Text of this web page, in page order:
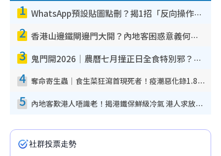
1 WhatsApp預設貼圖點刪？揭1招「反向操作」還原簡潔介面 附3步實測教學
2 香港山邊鐵閘邊門大開？內地客困惑意義何在！網民神回覆：呢種叫法理性防禦
3 鬼門開2026｜農曆七月撞正日全食特別邪？專家警告切忌做一事！揭4大禁忌+2招保平安
4 奪命寄生蟲｜食生菜狂瀉首現死者！疫潮惡化錄1.8萬宗病例 揭洗菜3大謬誤
5 內地客歎港人唔識老！揭港鐵保鮮級冷氣 港人求放過：咪投訴